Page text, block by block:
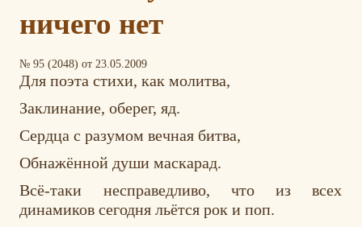
ничего нет
№ 95 (2048) от 23.05.2009
Для поэта стихи, как молитва,
Заклинание, оберег, яд.
Сердца с разумом вечная битва,
Обнажённой души маскарад.
Всё-таки несправедливо, что из всех
динамиков сегодня льётся рок и поп.